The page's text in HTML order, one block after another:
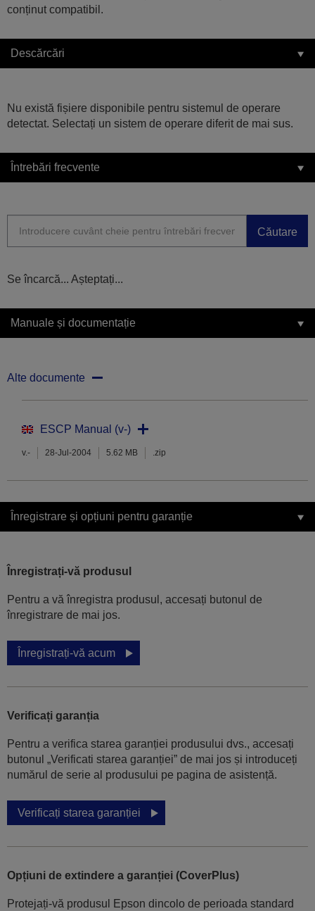
conținut compatibil.
Descărcări
Nu există fișiere disponibile pentru sistemul de operare
detectat. Selectați un sistem de operare diferit de mai sus.
Întrebări frecvente
Căutare
Se încarcă... Așteptați...
Manuale și documentație
Alte documente
ESCP Manual (v-)
v.- 28-Jul-2004 5.62 MB .zip
Înregistrare și opțiuni pentru garanție
Înregistrați-vă produsul
Pentru a vă înregistra produsul, accesați butonul de
înregistrare de mai jos.
Înregistrați-vă acum
Verificați garanția
Pentru a verifica starea garanției produsului dvs., accesați
butonul „Verificati starea garanției” de mai jos și introduceți
numărul de serie al produsului pe pagina de asistență.
Verificați starea garanției
Opțiuni de extindere a garanției (CoverPlus)
Protejați-vă produsul Epson dincolo de perioada standard